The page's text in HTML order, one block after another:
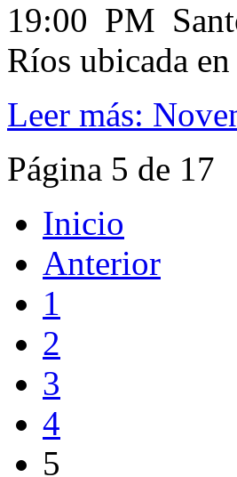
19:00 PM
Ríos ubicada
Leer más:
Página 5 de 17
Inicio
Anterior
1
2
3
4
5